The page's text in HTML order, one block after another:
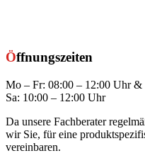
Öffnungszeiten
Mo – Fr: 08:00 – 12:00 Uhr &
Sa: 10:00 – 12:00 Uhr
Da unsere Fachberater
wir Sie, für eine
vereinbaren.